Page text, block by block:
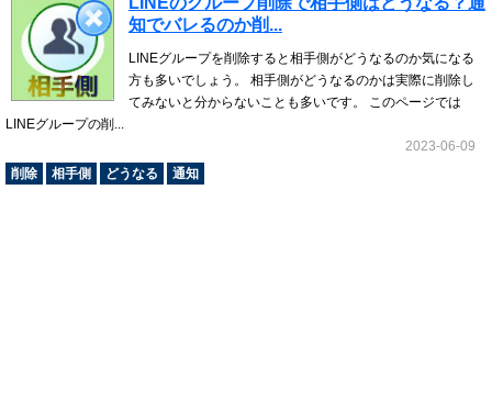
知でバレるのか削...
LINEグループを削除すると相手側がどうなるのか気になる
方も多いでしょう。 相手側がどうなるのかは実際に削除し
てみないと分からないことも多いです。 このページでは
LINEグループの削...
2023-06-09
削除
相手側 どうなる 通知